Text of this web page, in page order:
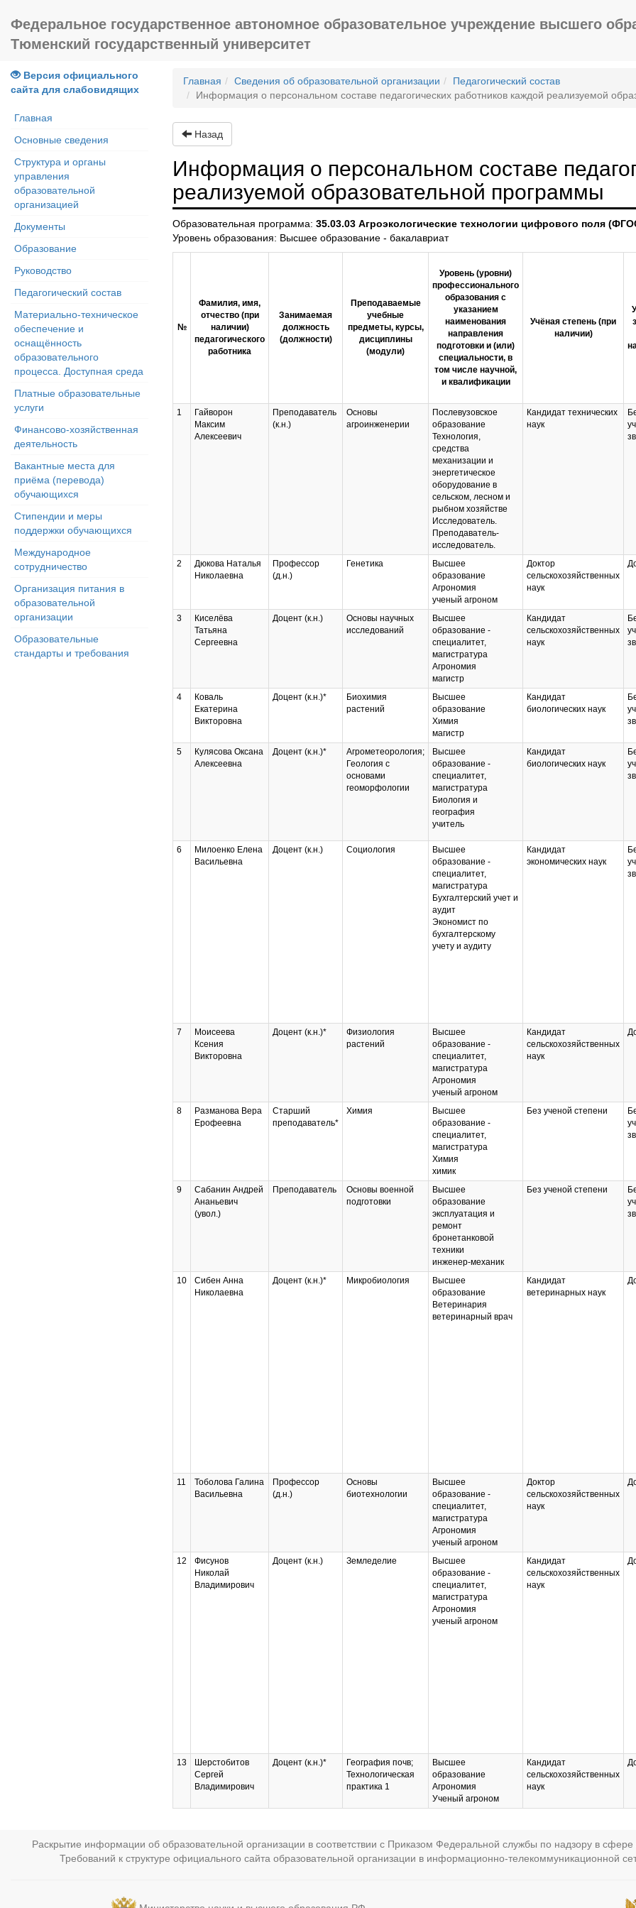
Федеральное государственное автономное образовательное учреждение высшего
Тюменский государственный университет
Версия официального
сайта для слабовидящих
Главная
Основные сведения
Структура и органы
управления
образовательной
организацией
Документы
Образование
Руководство
Педагогический состав
Материально-техническое
обеспечение и
оснащённость
образовательного
процесса. Доступная среда
Платные образовательные
услуги
Финансово-хозяйственная
деятельность
Вакантные места для
приёма (перевода)
обучающихся
Стипендии и меры
поддержки обучающихся
Международное
сотрудничество
Организация питания в
образовательной
организации
Образовательные
стандарты и требования
Главная Сведения об образовательной организации
Педагогический состав
Информация о персональном составе педагогических работников каждой реализуемой
Назад
Информация о персональном составе
реализуемой образовательной программы
Образовательная программа: 35.03.03 Агроэкологические технологии цифрового поля
Уровень образования: Высшее образование - бакалавриат
№
Фамилия, имя,
отчество (при
наличии)
педагогического
работника
Занимаемая
должность
(должности)
Преподаваемые
учебные
предметы, курсы,
дисциплины
(модули)
Уровень (уровни)
профессионального
образования с
указанием
наименования
направления
подготовки и (или)
специальности, в
том числе научной,
и квалификации
Учёная степень (при
наличии)
1
Гайворон
Максим
Алексеевич
Преподаватель
(к.н.)
Основы
агроинженерии
Послевузовское
образование
Технология,
средства
механизации и
энергетическое
оборудование в
сельском, лесном и
рыбном хозяйстве
Исследователь.
Преподаватель-
исследователь.
Кандидат технических
наук
2
Дюкова Наталья
Николаевна
Профессор
(д.н.)
Генетика
Высшее
образование
Агрономия
ученый агроном
Доктор
сельскохозяйственных
наук
3
Киселёва
Татьяна
Сергеевна
Доцент (к.н.)
Основы научных
исследований
Высшее
образование -
специалитет,
магистратура
Агрономия
магистр
Кандидат
сельскохозяйственных
наук
4
Коваль
Екатерина
Викторовна
Доцент (к.н.)*
Биохимия
растений
Высшее
образование
Химия
магистр
Кандидат
биологических наук
5
Кулясова Оксана
Алексеевна
Доцент (к.н.)*
Агрометеорология;
Геология с
основами
геоморфологии
Высшее
образование -
специалитет,
магистратура
Биология и
география
учитель
Кандидат
биологических наук
6
Милоенко Елена
Васильевна
Доцент (к.н.) Социология
Высшее
образование -
специалитет,
магистратура
Бухгалтерский учет и
аудит
Экономист по
бухгалтерскому
учету и аудиту
Кандидат
экономических наук
7
Моисеева
Ксения
Викторовна
Доцент (к.н.)*
Физиология
растений
Высшее
образование -
специалитет,
магистратура
Агрономия
ученый агроном
Кандидат
сельскохозяйственных
наук
8
Разманова Вера
Ерофеевна
Старший
преподаватель*
Химия
Высшее
образование -
специалитет,
магистратура
Химия
химик
Без ученой степени
9
Сабанин Андрей
Ананьевич
(увол.)
Преподаватель
Основы военной
подготовки
Высшее
образование
эксплуатация и
ремонт
бронетанковой
техники
инженер-механик
Без ученой степени
10
Сибен Анна
Николаевна
Доцент (к.н.)* Микробиология
Высшее
образование
Ветеринария
ветеринарный врач
Кандидат
ветеринарных наук
11
Тоболова Галина
Васильевна
Профессор
(д.н.)
Основы
биотехнологии
Высшее
образование -
специалитет,
магистратура
Агрономия
ученый агроном
Доктор
сельскохозяйственных
наук
12
Фисунов
Николай
Владимирович
Доцент (к.н.) Земледелие
Высшее
образование -
специалитет,
магистратура
Агрономия
ученый агроном
Кандидат
сельскохозяйственных
наук
13
Шерстобитов
Сергей
Владимирович
Доцент (к.н.)*
География почв;
Технологическая
практика 1
Высшее
образование
Агрономия
Ученый агроном
Кандидат
сельскохозяйственных
наук
Раскрытие информации об образовательной организации в соответствии с Приказом Федеральной службы по надзору в
Требований к структуре официального сайта образовательной организации в информационно-телекоммуникационной